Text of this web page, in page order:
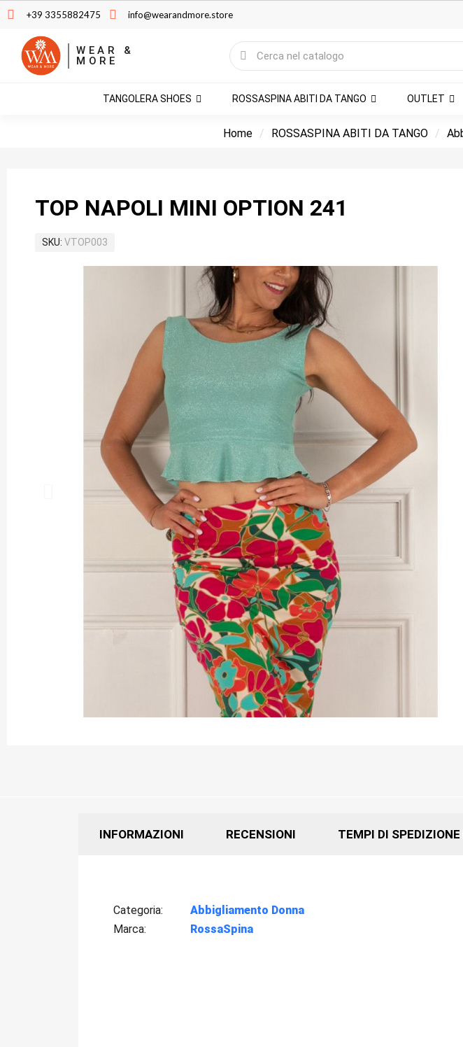
+39 3355882475 info@wearandmore.store
WEAR &
MORE
TANGOLERA SHOES ROSSASPINA ABITI DA TANGO OUTLET
Home ROSSASPINA ABITI DA TANGO
TOP NAPOLI MINI OPTION 241
SKU VTOP003
INFORMAZIONI RECENSIONI TEMPI DI SPEDIZIONE
Categoria
Abbigliamento Donna
Marca
RossaSpina